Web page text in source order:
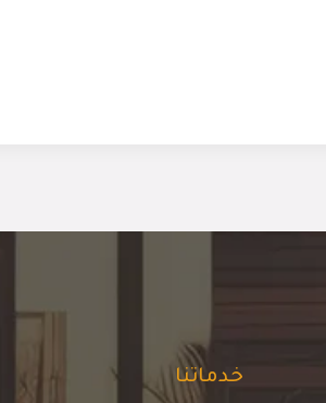
خدماتنا